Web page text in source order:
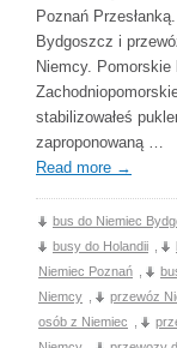
Poznań
Bydgoszcz i
Niemcy.
stabilizowałeś
zaproponowaną …
Read more →
bus do Niemiec
busy do Holandii
Niemiec Poznań
Niemcy
przewóz
osób z Niemiec